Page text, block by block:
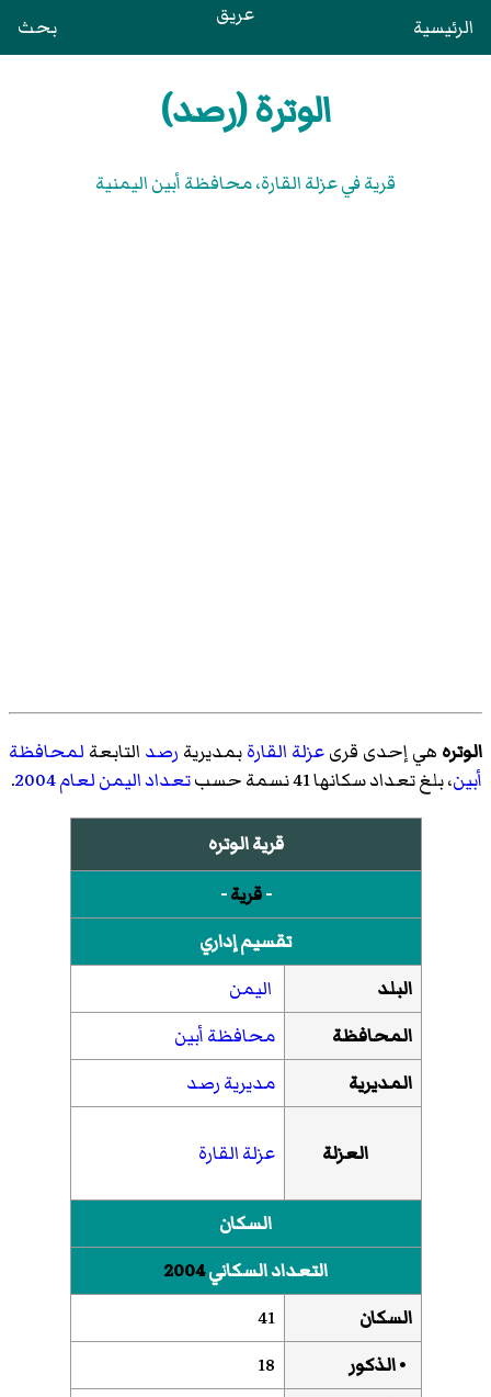
الرئيسية عريق بحث
الوترة (رصد)
قرية في عزلة القارة، محافظة أبين اليمنية
الوتره هي إحدى قرىعزلة القارةبمديرية رصد التابعة لمحافظة
أبين، بلغ تعداد سكانها 41 نسمة حسب تعداد اليمن لعام 2004 .
قرية الوتره
-قرية-
تقسيم إداري
البلد
اليمن
المحافظة
محافظة أبين
المديرية
مديرية رصد
العزلة عزلة القارة
السكان
التعداد السكاني2004
السكان
41
• الذكور
18